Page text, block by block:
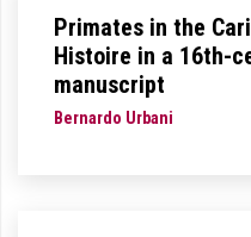
Primates in the
Histoire in a 16th-
manuscript
Bernardo Urbani